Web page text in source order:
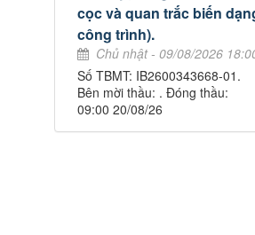
cọc và quan trắc biến
công trình).
Chủ nhật - 09/08/2026
Số TBMT: IB2600343668-01.
Bên mời thầu: . Đóng thầu:
09:00 20/08/26